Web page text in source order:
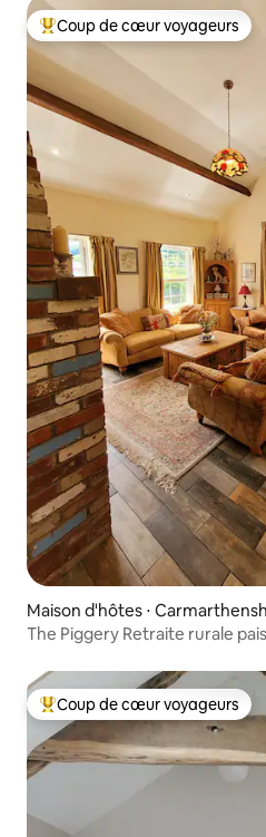
Coups de cœur voyageurs les
Coup de cœur voyageurs
Maison d'hôtes ⋅
The Piggery Retraite
Coups de cœur voyageurs les
Coup de cœur voyageurs